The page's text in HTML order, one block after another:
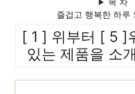
목 차
즐겁고 행복한 하루
[ 1 ] 위부터 [ 5 ]
있는 제품을 소